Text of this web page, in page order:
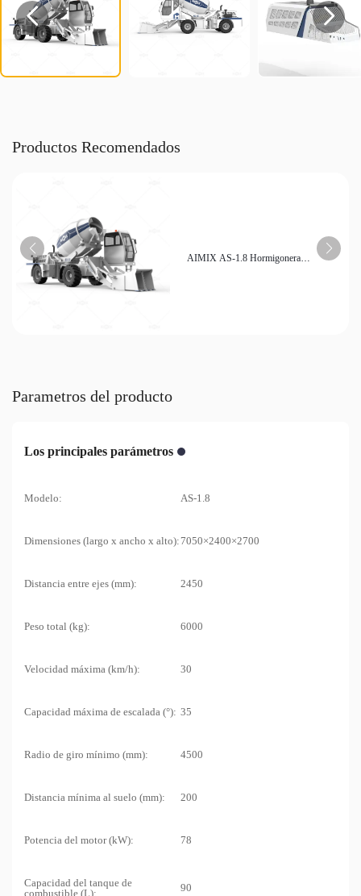
 
Productos Recomendados
AIMIX AS-1.8 Hormigonera
Parametros del producto
Los principales parámetros
Modelo: AS-1.8
Dimensiones (largo x ancho x alto): 7050×2400×2700
Distancia entre ejes (mm): 2450
Peso total (kg): 6000
Velocidad máxima (km/h): 30
Capacidad máxima de escalada (°): 35
Radio de giro mínimo (mm): 4500
Distancia mínima al suelo (mm): 200
Potencia del motor (kW): 78
Capacidad del tanque de
combustible (L):
90